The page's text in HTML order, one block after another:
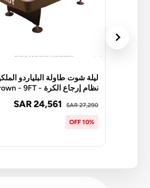
ليلة شوت طاولة البلياردو
نظام إرجاع الكرة - Brown - 9FT
SAR 24,561 SAR 27,290
10% OFF